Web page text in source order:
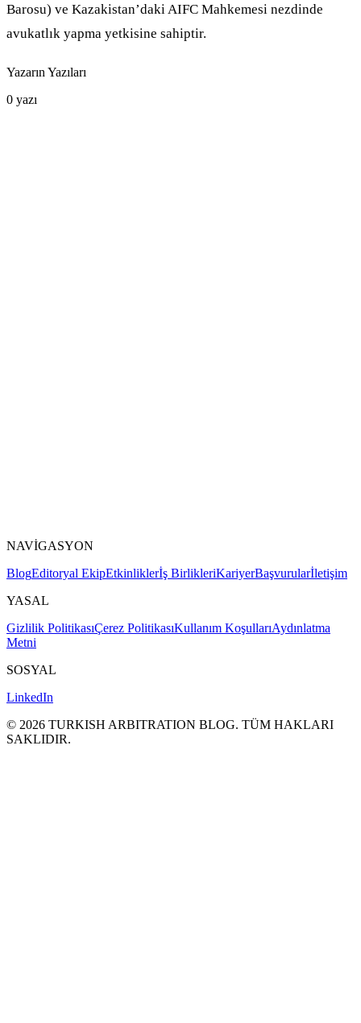
Barosu) ve Kazakistan’daki AIFC Mahkemesi nezdinde
avukatlık yapma yetkisine sahiptir.
Yazarın Yazıları
0 yazı
NAVİGASYON
BlogEditoryal EkipEtkinliklerİş BirlikleriKariyerBaşvurularİletişim
YASAL
Gizlilik PolitikasıÇerez PolitikasıKullanım KoşullarıAydınlatma
Metni
SOSYAL
LinkedIn
© 2026 TURKISH ARBITRATION BLOG. TÜM HAKLARI
SAKLΙDIR.